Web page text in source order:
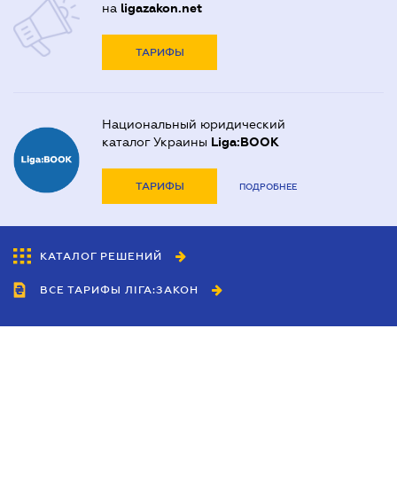
на ligazakon.net
ТАРИФЫ
Национальный юридический
каталог Украины Liga:BOOK
ТАРИФЫ ПОДРОБНЕЕ
КАТАЛОГ РЕШЕНИЙ
ВСЕ ТАРИФЫ ЛІГА:ЗАКОН